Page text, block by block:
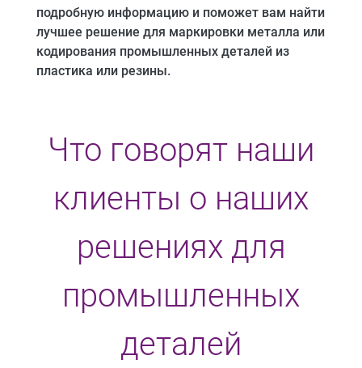
подробную информацию и поможет вам найти
лучшее решение для маркировки металла или
кодирования промышленных деталей из
пластика или резины.
Что говорят наши
клиенты о наших
решениях для
промышленных
деталей